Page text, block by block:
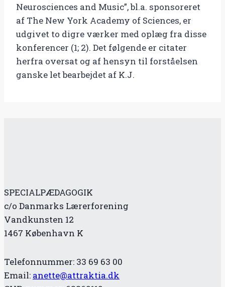
Neurosciences and Music”, bl.a. sponsoreret
af The New York Academy of Sciences, er
udgivet to digre værker med oplæg fra disse
konferencer (1; 2). Det følgende er citater
herfra oversat og af hensyn til forståelsen
ganske let bearbejdet af K.J.
SPECIALPÆDAGOGIK
c/o Danmarks Lærerforening
Vandkunsten 12
1467 København K
Telefonnummer: 33 69 63 00
Email: anette@attraktia.dk